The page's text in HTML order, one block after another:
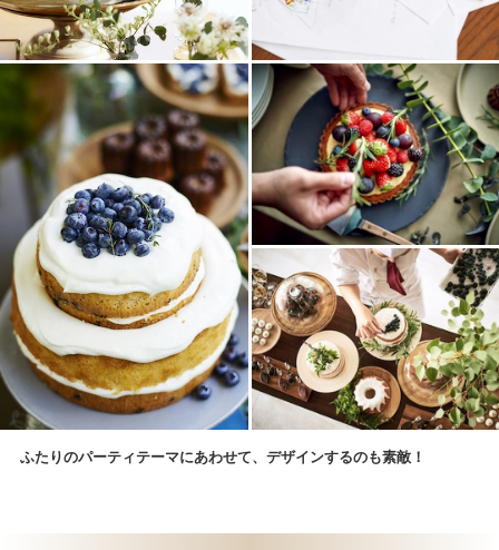
ふたりのパーティテーマにあわせて、デザインするのも素敵！